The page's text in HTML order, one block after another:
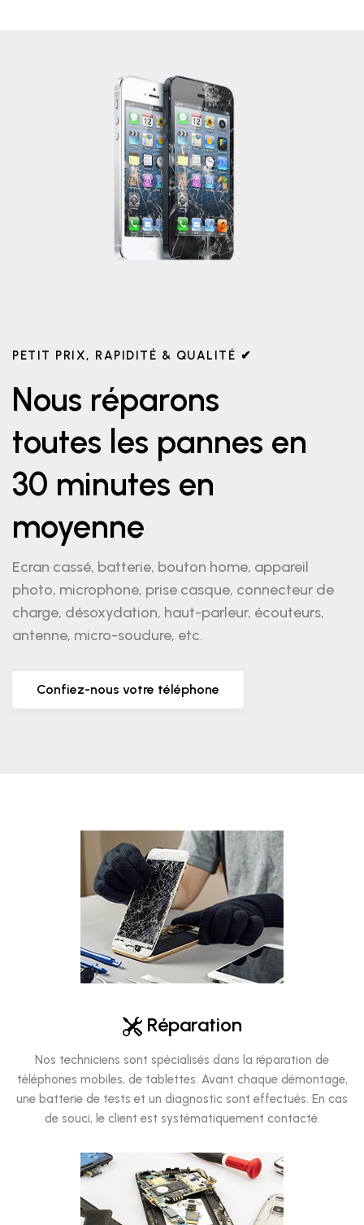
PETIT PRIX, RAPIDITÉ & QUALITÉ ✔
Nous réparons
toutes les pannes en
30 minutes en
moyenne
Ecran cassé, batterie, bouton home, appareil
photo, microphone, prise casque, connecteur de
charge, désoxydation, haut-parleur, écouteurs,
antenne, micro-soudure, etc.
Confiez-nous votre téléphone
Réparation
Nos techniciens sont spécialisés dans la réparation de
téléphones mobiles, de tablettes. Avant chaque démontage,
une batterie de tests et un diagnostic sont effectués. En cas
de souci, le client est systématiquement contacté.